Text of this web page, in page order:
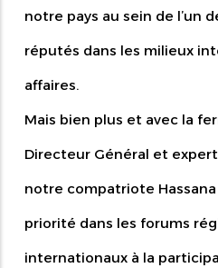
notre pays au sein de l’un
réputés dans les milieux
affaires.
Mais bien plus et avec la
Directeur Général et
notre compatriote Hassana
priorité dans les forums
internationaux à la